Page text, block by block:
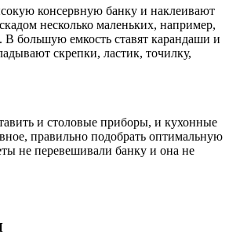
консервную банку и наклеивают
несколько маленьких, например,
большую емкость ставят карандаши и
скрепки, ластик, точилку,
и столовые приборы, и кухонные
правильно подобрать оптимальную
не перевешивали банку и она не